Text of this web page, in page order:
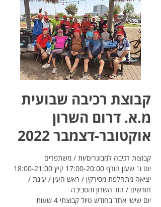
קבוצת רכיבה שבועית
מ.א. דרום השרון
אוקטובר-דצמבר 2022
יציאה מתחלפת מסירקין / ראש העין / עינת /
יום שישי אחד בחודש טיול קבוצתי 4 שעות